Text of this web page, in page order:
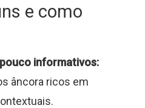
e como
informativos:
âncora ricos em